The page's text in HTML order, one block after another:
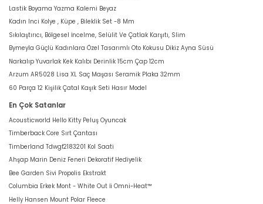
Lastik Boyama Yazma Kalemi Beyaz
Kadın Inci Kolye , Küpe , Bileklik Set -8 Mm
Sıkılaştırıcı, Bölgesel İncelme, Selülit Ve Çatlak Karşıtı, Slim
Bymeyla Güçlü Kadınlara Özel Tasarımlı Oto Kokusu Dikiz Ayna Süsü
Narkalıp Yuvarlak Kek Kalıbı Derinlik 15cm Çap 12cm
Arzum AR5028 Lisa XL Saç Maşası Seramik Plaka 32mm
60 Parça 12 Kişilik Çatal Kaşık Seti Hasır Model
En Çok Satanlar
Acousticworld Hello Kitty Peluş Oyuncak
Timberback Core Sırt Çantası
Timberland Tdwgf2183201 Kol Saati
Ahşap Marin Deniz Feneri Dekoratif Hediyelik
Bee Garden Sivi Propolis Ekstrakt
Columbia Erkek Mont - White Out İi Omni-Heat™
Helly Hansen Mount Polar Fleece